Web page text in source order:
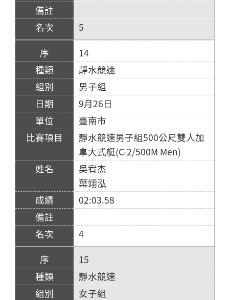
5
14
靜水競速
男子組
9月26日
臺南市
靜水競速男子組500公尺雙人加
拿大式艇(C-2/500M Men)
吳宥杰
葉翊泓
02:03.58
4
15
靜水競速
女子組